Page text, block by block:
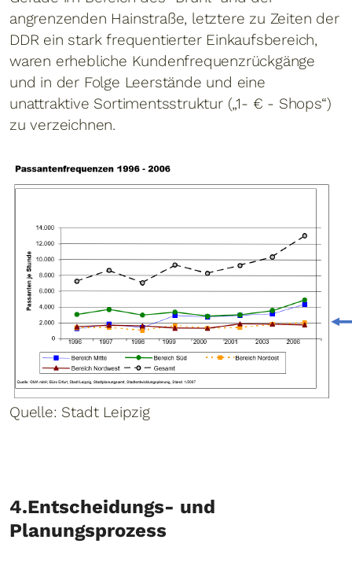
angrenzenden Hainstraße, letztere zu Zeiten der
DDR ein stark frequentierter Einkaufsbereich,
waren erhebliche Kundenfrequenzrückgänge
und in der Folge Leerstände und eine
unattraktive Sortimentsstruktur („1- € - Shops“)
zu verzeichnen.
Quelle: Stadt Leipzig
4.Entscheidungs- und
Planungsprozess